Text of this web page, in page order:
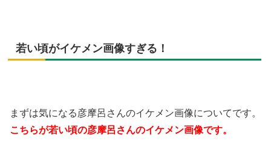
若い頃がイケメン画像すぎる！
まずは気になる彦摩呂さんのイケメン画像についてです。
こちらが若い頃の彦摩呂さんのイケメン画像です。